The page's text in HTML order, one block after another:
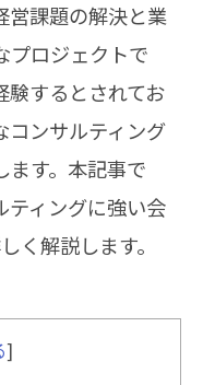
営課題の解決と業
プロジェクトで
験するとされてお
コンサルティング
ます。本記事で
ティングに強い会
く解説します。
]